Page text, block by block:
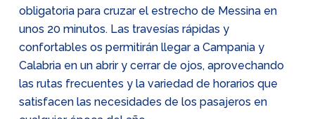
obligatoria para cruzar el estrecho de Messina en
unos 20 minutos. Las travesías rápidas y
confortables os permitirán llegar a Campania y
Calabria en un abrir y cerrar de ojos, aprovechando
las rutas frecuentes y la variedad de horarios que
satisfacen las necesidades de los pasajeros en